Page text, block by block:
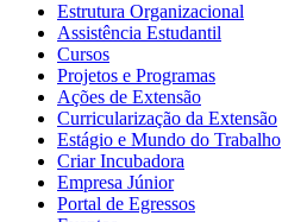
Estrutura Organizacional
Assistência Estudantil
Cursos
Projetos e Programas
Ações de Extensão
Curricularização da Extensão
Estágio e Mundo do Trabalho
Criar Incubadora
Empresa Júnior
Portal de Egressos